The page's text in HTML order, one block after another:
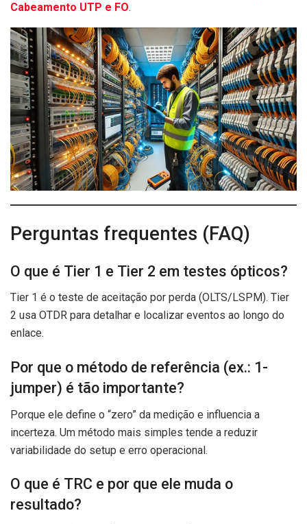
Cabeamento UTP e FO.
Perguntas frequentes (FAQ)
O que é Tier 1 e Tier 2 em testes ópticos?
Tier 1 é o teste de aceitação por perda (OLTS/LSPM). Tier
2 usa OTDR para detalhar e localizar eventos ao longo do
enlace.
Por que o método de referência (ex.: 1-
jumper) é tão importante?
Porque ele define o “zero” da medição e influencia a
incerteza. Um método mais simples tende a reduzir
variabilidade do setup e erro operacional.
O que é TRC e por que ele muda o
resultado?